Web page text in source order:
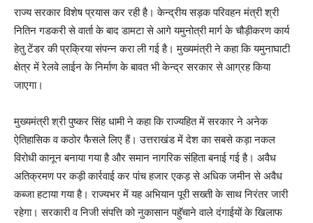
राज्य सरकार विशेष प्रयास कर रही है। केन्द्रीय सड़क परिवहन मंत्री श्री
नितिन गडकरी से वार्ता के बाद डामटा से आगे यमुनोत्री मार्ग के चौड़ीकरण कार्य
हेतु टेंडर की प्रक्रिया संपन्न करा ली गई है। मुख्यमंत्री ने कहा कि यमुनाघाटी
क्षेत्र में रेलवे लाईन के निर्माण के बावत भी केन्द्र सरकार से आग्रह किया
जाएगा।
मुख्यमंत्री श्री पुष्कर सिंह धामी ने कहा कि राज्यहित में सरकार ने अनेक
ऐतिहासिक व कठोर फैसले लिए हैं। उत्तराखंड में देश का सबसे कड़ा नकल
विरोधी कानून बनाया गया है और समान नागरिक संहिता बनाई गई है। अवैध
अतिक्रमण पर कड़ी कार्रवाई कर पांच हजार एकड़ से अधिक जमीन से अवैध
कब्जा हटाया गया है। राज्यभर में यह अभियान पूरी सख्ती के साथ निरंतर जारी
रहेगा। सरकारी व निजी संपत्ति को नुकासान पहॅुचाने वाले दंगाईयों के खिलाफ